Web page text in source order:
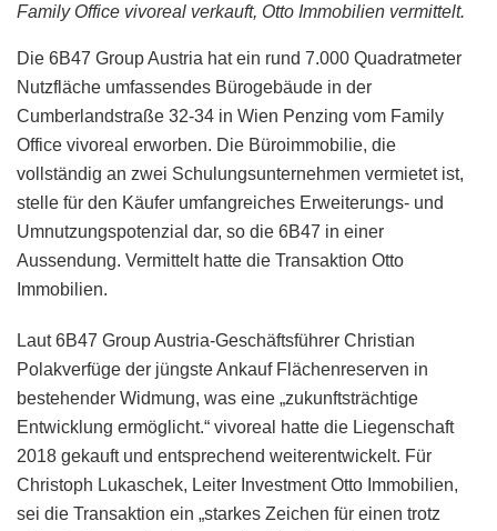
Family Office vivoreal verkauft, Otto Immobilien vermittelt.
Die 6B47 Group Austria hat ein rund 7.000 Quadratmeter
Nutzfläche umfassendes Bürogebäude in der
Cumberlandstraße 32-34 in Wien Penzing vom Family
Office vivoreal erworben. Die Büroimmobilie, die
vollständig an zwei Schulungsunternehmen vermietet ist,
stelle für den Käufer umfangreiches Erweiterungs- und
Umnutzungspotenzial dar, so die 6B47 in einer
Aussendung. Vermittelt hatte die Transaktion Otto
Immobilien.
Laut 6B47 Group Austria-Geschäftsführer Christian
Polakverfüge der jüngste Ankauf Flächenreserven in
bestehender Widmung, was eine „zukunftsträchtige
Entwicklung ermöglicht.“ vivoreal hatte die Liegenschaft
2018 gekauft und entsprechend weiterentwickelt. Für
Christoph Lukaschek, Leiter Investment Otto Immobilien,
sei die Transaktion ein „starkes Zeichen für einen trotz